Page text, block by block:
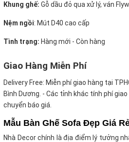
Khung ghế: Gỗ dầu đỏ qua xử lý, ván
Nệm ngồi: Mút D40 cao cấp
Tình trạng: Hàng mới - Còn hàng
Giao Hàng Miễn Phí
Delivery Free: Miễn phí giao hàng tại
Bình Dương. - Các tỉnh khác tính phí
chuyển báo giá.
Mẫu Bàn Ghế Sofa Đẹp Giá
Nhà Decor chính là địa điểm lý tưởng